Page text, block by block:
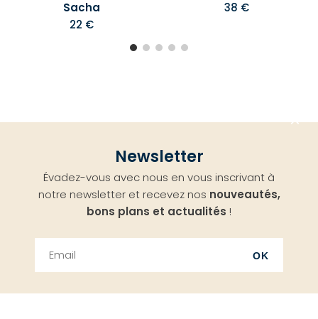
Sacha
22 €
38 €
Newsletter
Évadez-vous avec nous en vous inscrivant à
notre newsletter et recevez nos nouveautés,
bons plans et actualités !
OK